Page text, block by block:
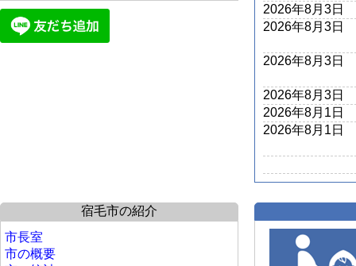
2026年8月3日
2026年8月3日
2026年8月3日
2026年8月3日
2026年8月1日
2026年8月1日
宿毛市の紹介
市長室
市の概要